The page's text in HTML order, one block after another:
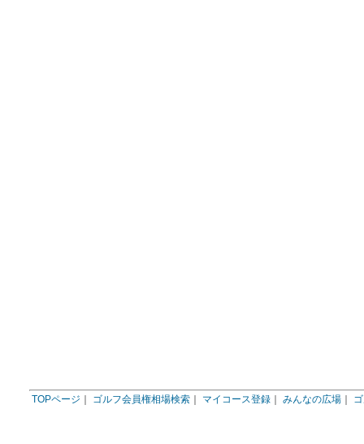
TOPページ ゴルフ会員権相場検索｜ マイコース登録｜ みんなの広場｜